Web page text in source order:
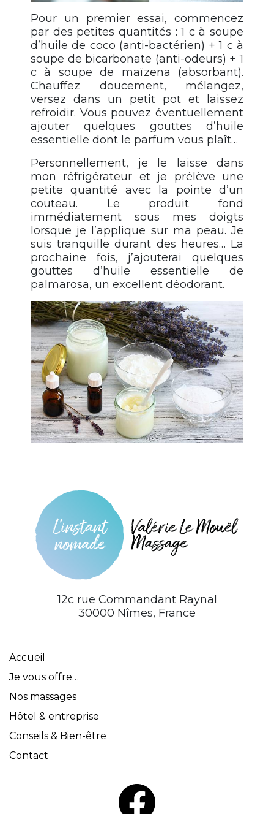
Pour un premier essai, commencez
par des petites quantités : 1 c à soupe
d’huile de coco (anti-bactérien) + 1 c à
soupe de bicarbonate (anti-odeurs) + 1
c à soupe de maïzena (absorbant).
Chauffez doucement, mélangez,
versez dans un petit pot et laissez
refroidir. Vous pouvez éventuellement
ajouter quelques gouttes d’huile
essentielle dont le parfum vous plaît…
Personnellement, je le laisse dans
mon réfrigérateur et je prélève une
petite quantité avec la pointe d’un
couteau. Le produit fond
immédiatement sous mes doigts
lorsque je l’applique sur ma peau. Je
suis tranquille durant des heures… La
prochaine fois, j’ajouterai quelques
gouttes d’huile essentielle de
palmarosa, un excellent déodorant.
12c rue Commandant Raynal
30000 Nîmes, France
Accueil
Je vous offre…
Nos massages
Hôtel & entreprise
Conseils & Bien-être
Contact